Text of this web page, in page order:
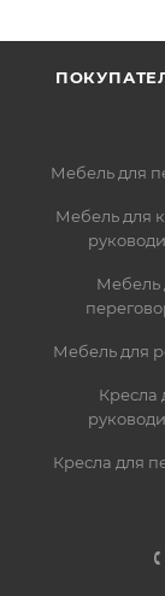
Мебель для
Мебель для
Мебель
Мебель для
Кресла
Кресла для